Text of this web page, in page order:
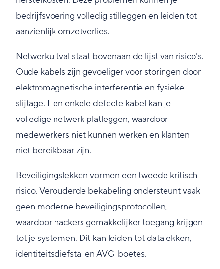
bedrijfsvoering volledig stilleggen en leiden tot
aanzienlijk omzetverlies.
Netwerkuitval staat bovenaan de lijst van risico’s.
Oude kabels zijn gevoeliger voor storingen door
elektromagnetische interferentie en fysieke
slijtage. Een enkele defecte kabel kan je
volledige netwerk platleggen, waardoor
medewerkers niet kunnen werken en klanten
niet bereikbaar zijn.
Beveiligingslekken vormen een tweede kritisch
risico. Verouderde bekabeling ondersteunt vaak
geen moderne beveiligingsprotocollen,
waardoor hackers gemakkelijker toegang krijgen
tot je systemen. Dit kan leiden tot datalekken,
identiteitsdiefstal en AVG-boetes.